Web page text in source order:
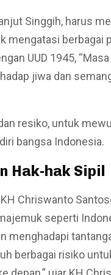
Singgih, harus
mengatasi berbagai
UUD 1945,
jiwa dan
resiko, untuk
bangsa Indonesia.
Hak-hak Sipil
Chriswanto
seperti
menghadapi
berbagai risiko